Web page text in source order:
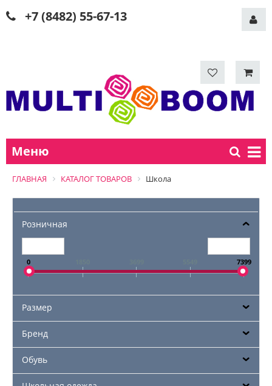
+7 (8482) 55-67-13
Меню
ГЛАВНАЯ КАТАЛОГ ТОВАРОВ Школа
Розничная
0 7399
Размер
Бренд
Обувь